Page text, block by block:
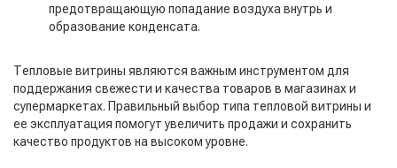
предотвращающую попадание воздуха внутрь и
образование конденсата.
Тепловые витрины являются важным инструментом для
поддержания свежести и качества товаров в магазинах и
супермаркетах. Правильный выбор типа тепловой витрины и
ее эксплуатация помогут увеличить продажи и сохранить
качество продуктов на высоком уровне.